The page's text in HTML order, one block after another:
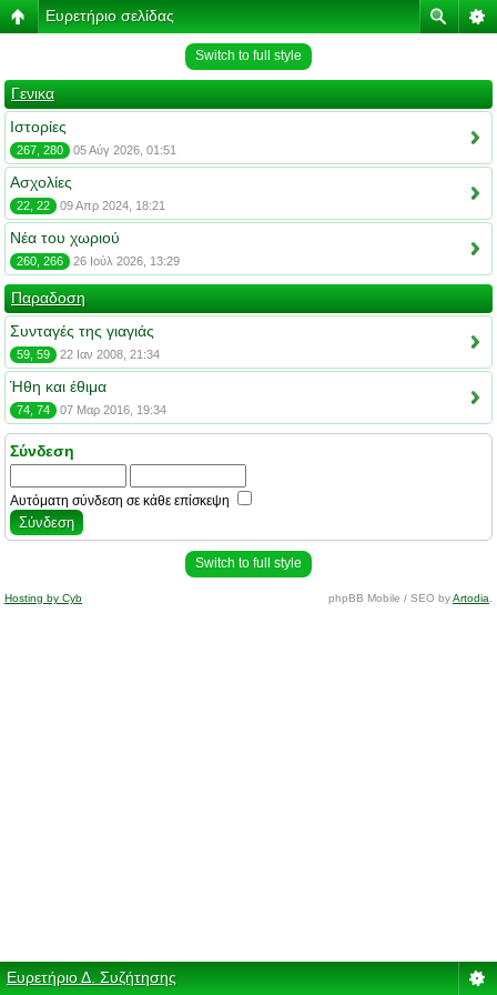
Ευρετήριο σελίδας
Switch to full style
Γενικα
Ιστορίες
267, 280 05 Αύγ 2026, 01:51
Ασχολίες
22, 22 09 Απρ 2024, 18:21
Νέα του χωριού
260, 266 26 Ιούλ 2026, 13:29
Παραδοση
Συνταγές της γιαγιάς
59, 59 22 Ιαν 2008, 21:34
Ήθη και έθιμα
74, 74 07 Μαρ 2016, 19:34
Σύνδεση
Αυτόματη σύνδεση σε κάθε επίσκεψη
Switch to full style
Hosting by Cyb phpBB Mobile / SEO byArtodia
Ευρετήριο Δ. Συζήτησης